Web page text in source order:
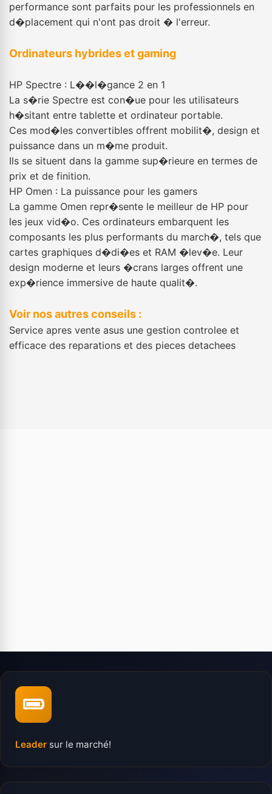
performance sont parfaits pour les professionnels en
d�placement qui n'ont pas droit � l'erreur.
Ordinateurs hybrides et gaming
HP Spectre : L��l�gance 2 en 1
La s�rie Spectre est con�ue pour les utilisateurs
h�sitant entre tablette et ordinateur portable.
Ces mod�les convertibles offrent mobilit�, design et
puissance dans un m�me produit.
Ils se situent dans la gamme sup�rieure en termes de
prix et de finition.
HP Omen : La puissance pour les gamers
La gamme Omen repr�sente le meilleur de HP pour
les jeux vid�o. Ces ordinateurs embarquent les
composants les plus performants du march�, tels que
cartes graphiques d�di�es et RAM �lev�e. Leur
design moderne et leurs �crans larges offrent une
exp�rience immersive de haute qualit�.
Voir nos autres conseils :
Service apres vente asus une gestion controlee et
efficace des reparations et des pieces detachees
Leader sur le marché!